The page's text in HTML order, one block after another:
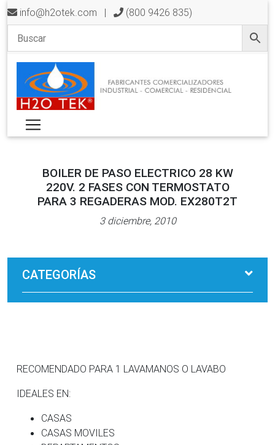
info@h2otek.com | (800 9426 835)
BOILER DE PASO ELECTRICO 28 KW
220V. 2 FASES CON TERMOSTATO
PARA 3 REGADERAS MOD. EX280T2T
3 diciembre, 2010
CATEGORÍAS
RECOMENDADO PARA 1 LAVAMANOS O LAVABO
IDEALES EN:
CASAS
CASAS MOVILES